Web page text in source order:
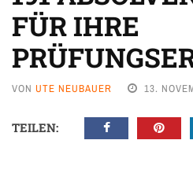
FÜR IHRE
VON UTE NEUBAUER 13.
TEILEN: